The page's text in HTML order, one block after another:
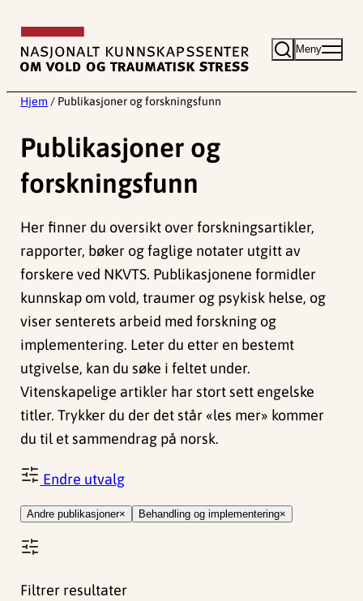
innhold
Meny
Hjem / Publikasjoner og forskningsfunn
Publikasjoner og
forskningsfunn
Her finner du oversikt over forskningsartikler,
rapporter, bøker og faglige notater utgitt av
forskere ved NKVTS. Publikasjonene formidler
kunnskap om vold, traumer og psykisk helse, og
viser senterets arbeid med forskning og
implementering. Leter du etter en bestemt
utgivelse, kan du søke i feltet under.
Vitenskapelige artikler har stort sett engelske
titler. Trykker du der det står «les mer» kommer
du til et sammendrag på norsk.
Endre utvalg
Andre publikasjoner Behandling og implementering
Filtrer resultater